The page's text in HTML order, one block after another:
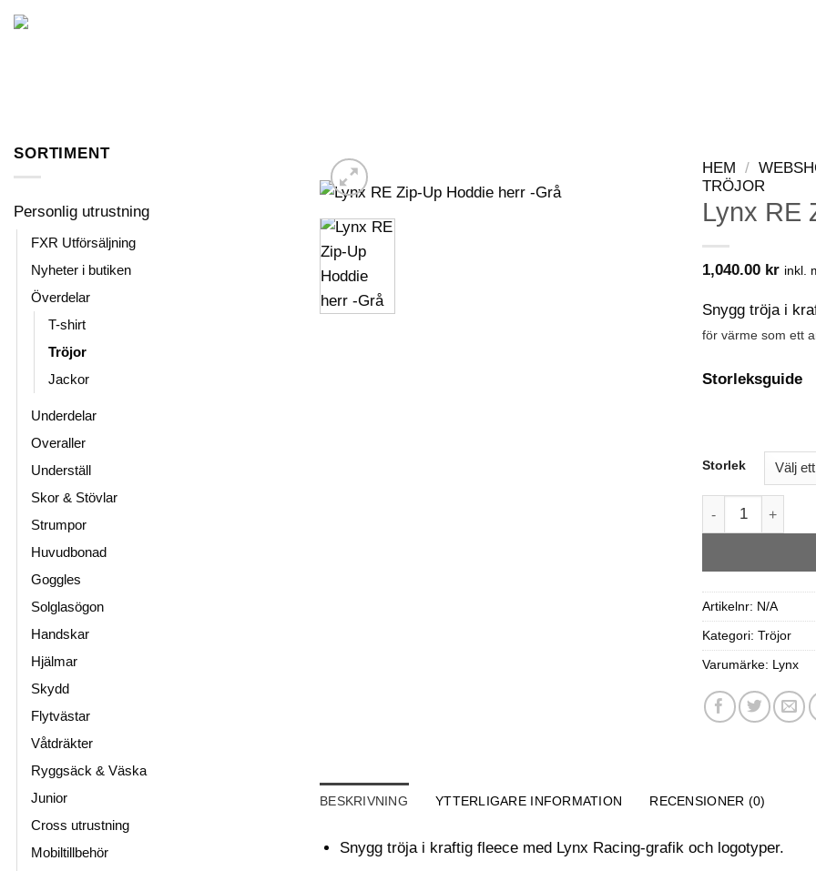
Skip
SORTIMENT
Personlig utrustning
FXR Utförsäljning
Nyheter i butiken
Överdelar
T-shirt
Tröjor
Jackor
Underdelar
Overaller
Underställ
Skor & Stövlar
Strumpor
Huvudbonad
Goggles
Solglasögon
Handskar
Hjälmar
Skydd
Flytvästar
Våtdräkter
Ryggsäck & Väska
Junior
Cross utrustning
Mobiltillbehör
HEM /
TRÖJOR
Lynx RE
1,040.00 kr inkl.
Snygg tröja i
för värme som ett
Storleksguide
Storlek
Lynx RE Zip-Up
Artikelnr: N/A
Kategori: Tröjor
Varumärke: Lynx
BESKRIVNING YTTERLIGARE INFORMATION RECENSIONER (0)
Snygg tröja i kraftig fleece med Lynx Racing-grafik och logotyper.